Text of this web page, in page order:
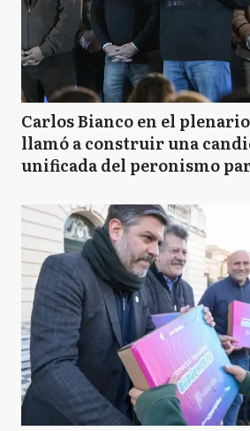
Carlos Bianco en el
llamó a construir una
unificada del peronismo